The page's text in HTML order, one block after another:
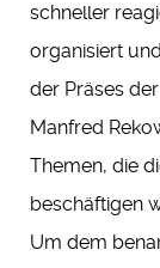
schneller
organisiert
der Präses
Manfred
Themen, die
beschäftigen
Um dem